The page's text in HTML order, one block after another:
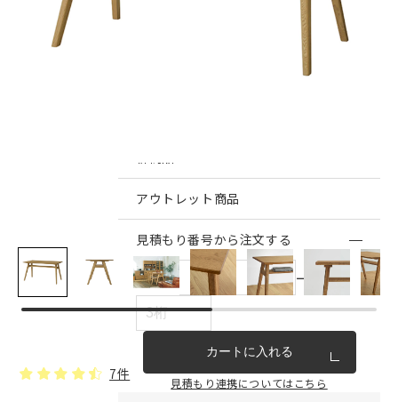
アウトレット商品
見積もり番号から注文する
ー
カートに入れる
見積もり連携についてはこちら
7件